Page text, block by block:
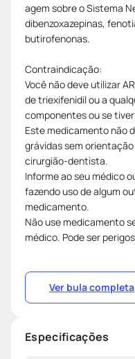
agem sobre o Sistema
dibenzoxazepinas,
butirofenonas.
Contraindicação:
Você não deve utilizar
de triexifenidil ou a
componentes ou se
Este medicamento não
grávidas sem
cirurgião-dentista.
Informe ao seu médico
fazendo uso de algum
medicamento.
Não use medicamento
médico. Pode ser
Ver bula completa
Especificações